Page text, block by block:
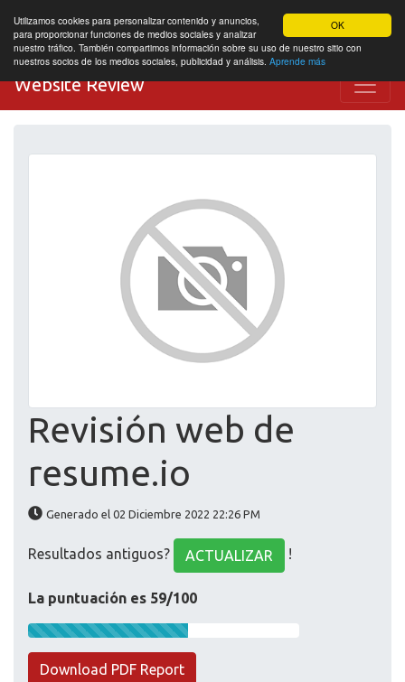
OK
Utilizamos cookies para personalizar contenido y anuncios,
para proporcionar funciones de medios sociales y analizar
nuestro tráfico. También compartimos información sobre su uso de nuestro sitio con
nuestros socios de los medios sociales, publicidad y análisis. Aprende más
Website Review
Revisión web de
resume.io
Generado el 02 Diciembre 2022 22:26 PM
Resultados antiguos? ACTUALIZAR !
La puntuación es 59/100
Download PDF Report